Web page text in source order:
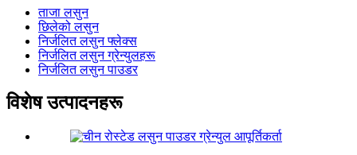
ताजा लसुन
छिलेको लसुन
निर्जलित लसुन फ्लेक्स
निर्जलित लसुन ग्रेन्युलहरू
निर्जलित लसुन पाउडर
विशेष उत्पादनहरू